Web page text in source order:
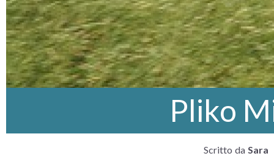
Pliko
Scritto da Sara